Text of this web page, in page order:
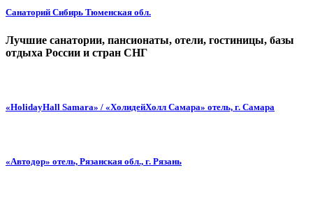
Санаторий Сибирь Тюменская обл.
Лучшие санатории, пансионаты, отели, гостиницы, базы
отдыха России и стран СНГ
«HolidayHall Samara» / «ХолидейХолл Самара» отель, г. Самара
«Автодор» отель, Рязанская обл., г. Рязань